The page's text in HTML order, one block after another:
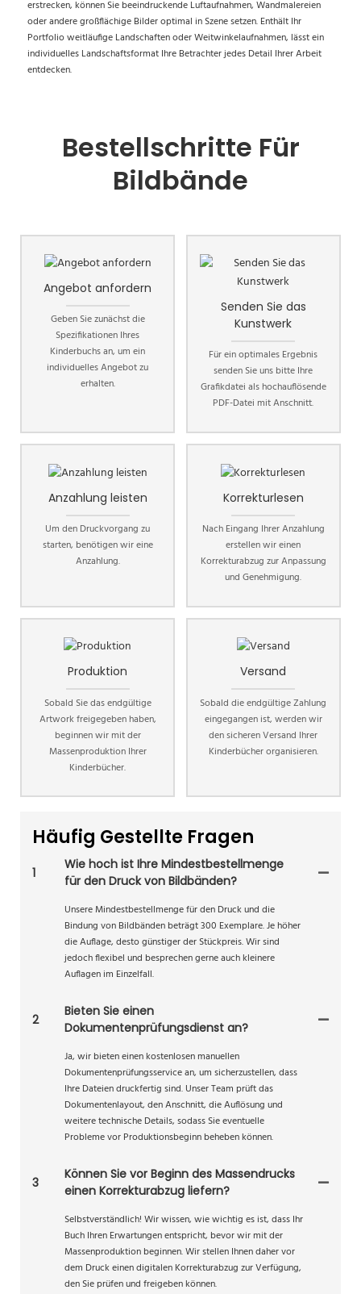
erstrecken, können Sie beeindruckende Luftaufnahmen, Wandmalereien
oder andere großflächige Bilder optimal in Szene setzen. Enthält Ihr
Portfolio weitläufige Landschaften oder Weitwinkelaufnahmen, lässt ein
individuelles Landschaftsformat Ihre Betrachter jedes Detail Ihrer Arbeit
entdecken.
Bestellschritte Für
Bildbände
Angebot anfordern
Geben Sie zunächst die
Spezifikationen Ihres
Kinderbuchs an, um ein
individuelles Angebot zu
erhalten.
Senden Sie das
Kunstwerk
Für ein optimales Ergebnis
senden Sie uns bitte Ihre
Grafikdatei als hochauflösende
PDF-Datei mit Anschnitt.
Anzahlung leisten
Um den Druckvorgang zu
starten, benötigen wir eine
Anzahlung.
Korrekturlesen
Nach Eingang Ihrer Anzahlung
erstellen wir einen
Korrekturabzug zur Anpassung
und Genehmigung.
Produktion
Sobald Sie das endgültige
Artwork freigegeben haben,
beginnen wir mit der
Massenproduktion Ihrer
Kinderbücher.
Versand
Sobald die endgültige Zahlung
eingegangen ist, werden wir
den sicheren Versand Ihrer
Kinderbücher organisieren.
Häufig Gestellte Fragen
1
Wie hoch ist Ihre Mindestbestellmenge
für den Druck von Bildbänden?
Unsere Mindestbestellmenge für den Druck und die
Bindung von Bildbänden beträgt 300 Exemplare. Je höher
die Auflage, desto günstiger der Stückpreis. Wir sind
jedoch flexibel und besprechen gerne auch kleinere
Auflagen im Einzelfall.
2
Bieten Sie einen
Dokumentenprüfungsdienst an?
Ja, wir bieten einen kostenlosen manuellen
Dokumentenprüfungsservice an, um sicherzustellen, dass
Ihre Dateien druckfertig sind. Unser Team prüft das
Dokumentenlayout, den Anschnitt, die Auflösung und
weitere technische Details, sodass Sie eventuelle
Probleme vor Produktionsbeginn beheben können.
3
Können Sie vor Beginn des Massendrucks
einen Korrekturabzug liefern?
Selbstverständlich! Wir wissen, wie wichtig es ist, dass Ihr
Buch Ihren Erwartungen entspricht, bevor wir mit der
Massenproduktion beginnen. Wir stellen Ihnen daher vor
dem Druck einen digitalen Korrekturabzug zur Verfügung,
den Sie prüfen und freigeben können.